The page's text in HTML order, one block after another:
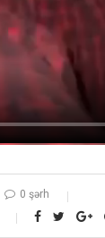
0 şərh